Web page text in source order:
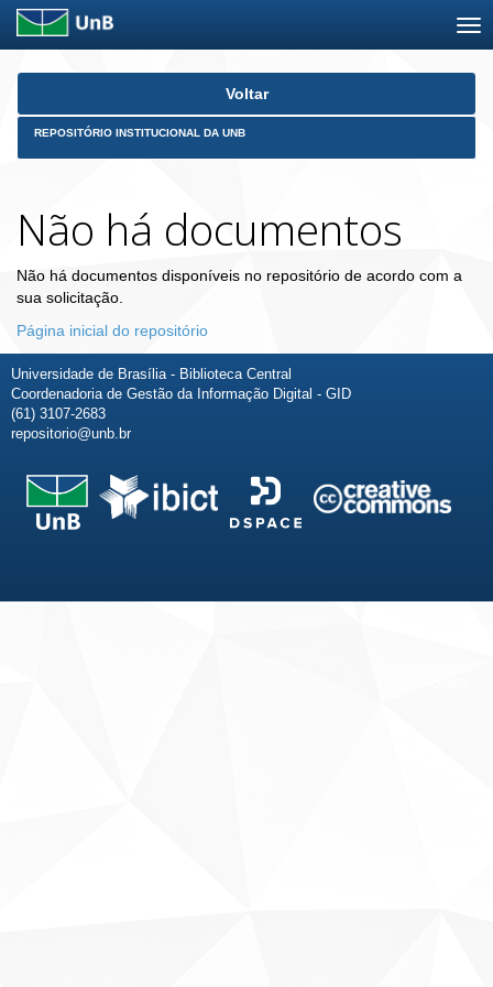
Skip
Voltar
REPOSITÓRIO INSTITUCIONAL DA UNB
Não há documentos
Não há documentos disponíveis no repositório de acordo com a
sua solicitação.
Página inicial do repositório
Universidade de Brasília - Biblioteca Central
Coordenadoria de Gestão da Informação Digital - GID
(61) 3107-2683
repositorio@unb.br